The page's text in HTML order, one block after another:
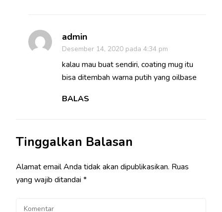
admin
Desember 14, 2020 pada 4:34 pm
kalau mau buat sendiri, coating mug itu
bisa ditembah warna putih yang oilbase
BALAS
Tinggalkan Balasan
Alamat email Anda tidak akan dipublikasikan. Ruas
yang wajib ditandai *